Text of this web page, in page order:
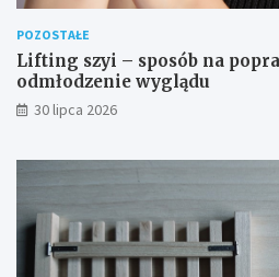
POZOSTAŁE
Lifting szyi – sposób na
odmłodzenie wyglądu
30 lipca 2026